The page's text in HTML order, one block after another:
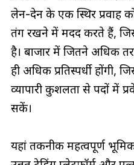
लेन-देन के एक स्थिर प्रवाह
तंग रखने में मदद करते हैं,
है। बाजार में जितने अधिक
ही अधिक प्रतिस्पर्धी होंगी,
व्यापारी कुशलता से पदों में
सकें।
यहां तकनीक महत्वपूर्ण